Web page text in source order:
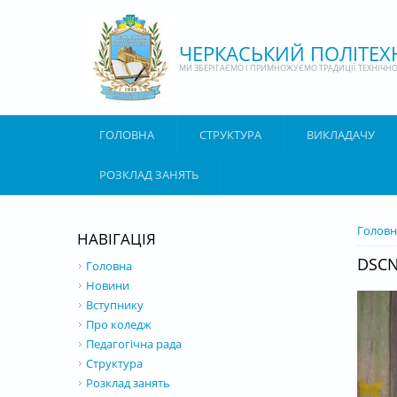
ЧЕРКАСЬКИЙ
МИ ЗБЕРІГАЄМО І ПРИМНОЖУЄМО ТРАДИЦІЇ
ГОЛОВНА СТРУКТУРА ВИКЛАДАЧУ
РОЗКЛАД ЗАНЯТЬ
ВИ Є
НАВІГАЦІЯ
Головна
Новини
Вступнику
Про коледж
Педагогічна рада
Структура
Розклад занять